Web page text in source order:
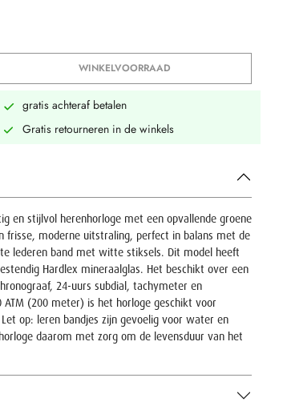
WINKELVOORRAAD
gratis achteraf betalen
Gratis retourneren in de winkels
en stijlvol herenhorloge met een opvallende groene
frisse, moderne uitstraling, perfect in balans met de
lederen band met witte stiksels. Dit model heeft
Hardlex mineraalglas. Het beschikt over een
24-uurs subdial, tachymeter en
(200 meter) is het horloge geschikt voor
op: leren bandjes zijn gevoelig voor water en
daarom met zorg om de levensduur van het